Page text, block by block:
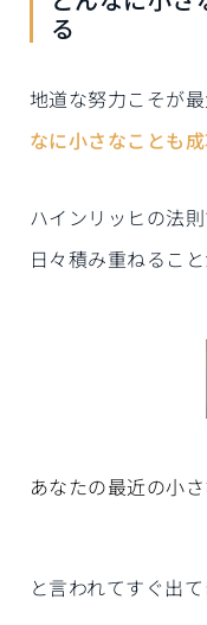
る
地道な努力こそが
なに小さなことも
ハインリッヒの法
日々積み重ねるこ
あなたの最近の小
と言われてすぐ出